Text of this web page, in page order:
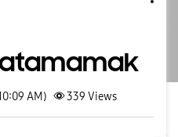
AM) 339 Views